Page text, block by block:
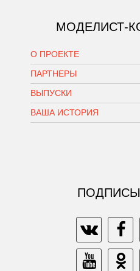
МОДЕЛИСТ-
О ПРОЕКТЕ
ПАРТНЕРЫ
ВЫПУСКИ
ВАША ИСТОРИЯ